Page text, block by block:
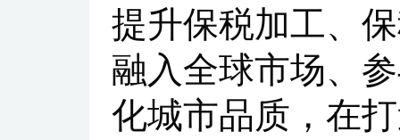
提升保税加工、
融入全球市场、
化城市品质，在